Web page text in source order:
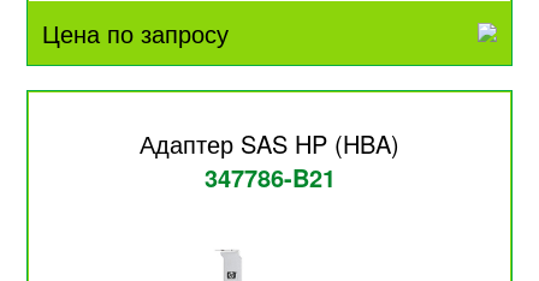
Цена по запросу
Адаптер SAS HP (HBA)
347786-B21